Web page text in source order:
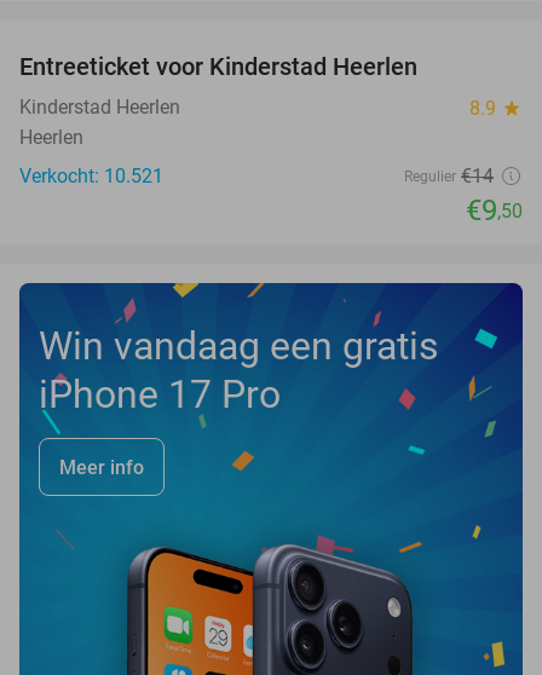
Entreeticket voor Kinderstad Heerlen
Kinderstad Heerlen 8.9 star
Heerlen
Verkocht: 10.521
Regulier €14
€9,50
Win vandaag een gratis
iPhone 17 Pro
Meer info